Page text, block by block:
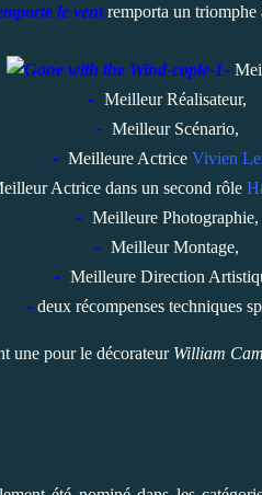
le ventremporta un triomphe
-
- Meilleur Réalisateur,
- Meilleur Scénario,
- Meilleure Actrice Vivien
Actrice dans un second rôle
- Meilleure Photographie,
- Meilleur Montage,
- Meilleure Direction
- deux récompenses techniques
une pour le décorateur William